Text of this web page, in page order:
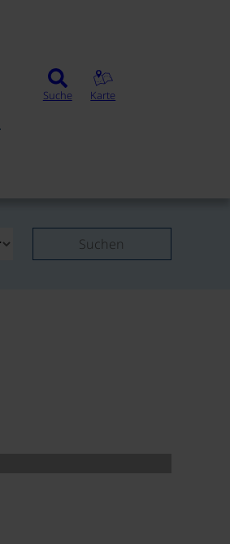
Suche Karte
Suchen